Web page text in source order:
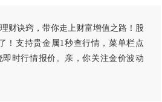
财诀窍，带你走上财富增值之路！股
！支持贵金属1秒查行情，菜单栏点
即时行情报价。亲，你关注金价波动